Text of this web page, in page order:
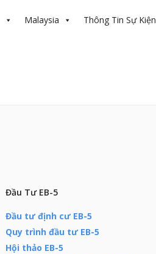
Malaysia Thông Tin Sự Kiện
Đầu Tư EB-5
Đầu tư định cư EB-5
Quy trình đầu tư EB-5
Hội thảo EB-5